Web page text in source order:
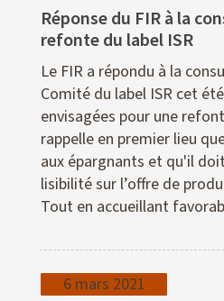
Réponse du FIR à la
refonte du label ISR
Le FIR a répondu à la
Comité du label ISR cet
envisagées pour une
rappelle en premier lieu
aux épargnants et qu'il
lisibilité sur l’offre de
Tout en accueillant
6 mars 2021